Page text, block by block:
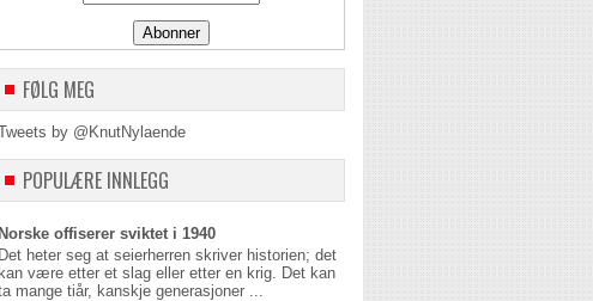
FØLG MEG
by @KnutNylaende
POPULÆRE INNLEGG
Norske offiserer sviktet i 1940
Det heter seg at seierherren skriver historien; det
kan være etter et slag eller etter en krig. Det kan
mange tiår, kanskje generasjoner ...